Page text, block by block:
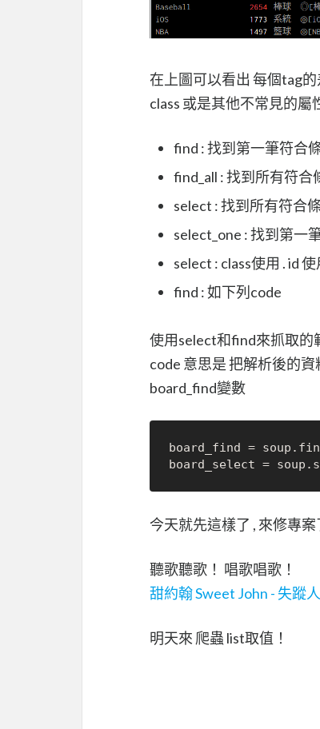
在上圖可以看出 每個tag
class 或是其他不常見的屬
find : 找到第一筆符合
find_all : 找到所有符合
select : 找到所有符合
select_one : 找到第一
select : class使用 . id
find : 如下列code
使用select和find來抓取的
code 意思是 把解析後的
board_find變數
board_find =
board_select =
今天就先這樣了 , 來修專
聽歌聽歌！ 唱歌唱歌！
甜約翰 Sweet John - 失蹤
明天來 爬蟲 list取值！